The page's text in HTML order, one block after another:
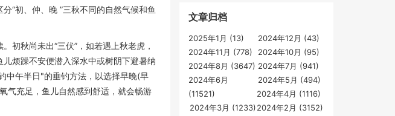
“初、仲、晚 ”三秋不同的自然气候和鱼
初秋尚未出“三伏”，如若遇上秋老虎，
烦躁不安便潜入深水中或树阴下避暑纳
中午半日"的垂钓方法，以选择早晚(早
气充足，鱼儿自然感到舒适，就会畅游
文章归档
2025年1月 (13)
2024年12月 (43)
2024年11月 (778)
2024年10月 (95)
2024年8月 (3647) 2024年7月 (941)
2024年6月
(11521)
2024年5月 (494)
2024年4月 (1116)
2024年3月 (1233)2024年2月 (3152)